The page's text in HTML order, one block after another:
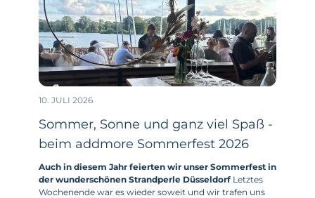
10. JULI 2026
Sommer, Sonne und ganz viel Spaß -
beim addmore Sommerfest 2026
Auch in diesem Jahr feierten wir unser Sommerfest in
der wunderschönen Strandperle DüsseldorfLetztes
Wochenende war es wieder soweit und wir trafen uns